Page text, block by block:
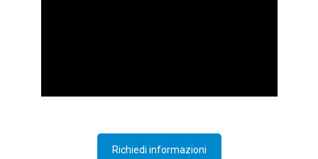
Richiedi informazioni